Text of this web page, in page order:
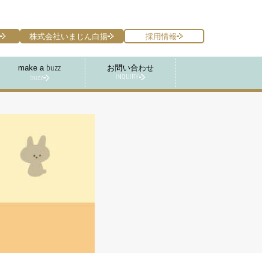
make a buzz
buzz
お問い合わせ
INQUIRY
株式会社いまじん白揚 採用情報